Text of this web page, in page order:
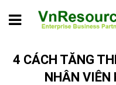
Home Tin chuyên ngành
nhân viên khi nhận lương
4 CÁCH TĂNG
NHÂN VIÊN